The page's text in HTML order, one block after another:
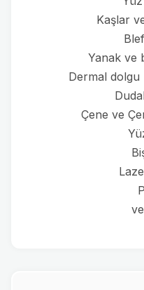
Kaşlar
Yanak ve
Dermal dolgu
Çene ve